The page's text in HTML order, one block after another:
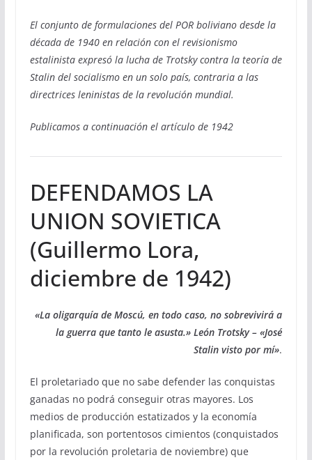
El conjunto de formulaciones del POR boliviano desde la
década de 1940 en relación con el revisionismo
estalinista expresó la lucha de Trotsky contra la teoría de
Stalin del socialismo en un solo país, contraria a las
directrices leninistas de la revolución mundial.
Publicamos a continuación el artículo de 1942
DEFENDAMOS LA
UNION SOVIETICA
(Guillermo Lora,
diciembre de 1942)
«La oligarquía de Moscú, en todo caso, no sobrevivirá a
la guerra que tanto le asusta.» León Trotsky – «José
Stalin visto por mí».
El proletariado que no sabe defender las conquistas
ganadas no podrá conseguir otras mayores. Los
medios de producción estatizados y la economía
planificada, son portentosos cimientos (conquistados
por la revolución proletaria de noviembre) que